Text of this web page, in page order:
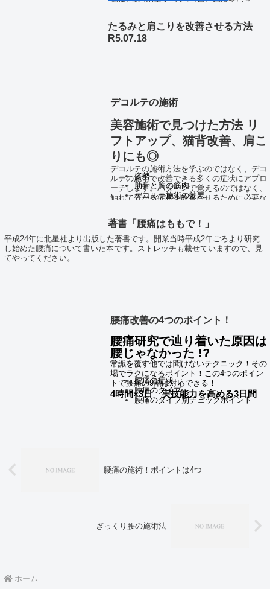
腰痛の4つのポイントを2日に分けていま
群！このテクニックをマスターすれば、腰痛
の施術は得意になるはずです。
≪内容≫ 4時間×2日+施
施術体験・実技
講習費用の支払いは 銀行振
込、店頭払い、クレジットカ
ード払いからお選びくださ
い。
たるみと肩こりを改善させる方法
R5.07.18
デコルテの施術
美容施術で見つけた方法 リ
フトアップ、猫背改善、肩こ
りにも◎
デコルテの施術方法を学ぶのではなく、デコ
ルテの施術で改善できる多くの症状にアプロ
ーチします。パターンで覚えるのではなく、
触れて分かる症状を改善させるために必要な
キャリー・エレサスをお持ちの方は機器を使
った施術ポイントを身に付けてください。
≪内容≫
姿勢
肋骨と胸の筋肉
デコルテ施術の効果
手技又は、マイオ・エレサスの施術ポイン
ト
施術レポート3人以上
講習費用の支払いは 銀
お問合せはこちらから
著書「腰痛はももで！」
平成24年に北星社より出版した著書です。開業当時平成2年ごろより研究
し始めた腰痛について書いた本です。ストレッチも載せていますので、見
てやってください。
腰痛改善の4つのポイント！
腰痛研究で辿り着いた原因は
腰じゃなかった !?
常識を覆す他では聞けないテクニック！ その
場でラクになるポイント！ この4つのポイン
トで腰痛の9割は対応できる！
4時間×3日 実技能力を高める3日間
腰痛の症状
腰痛のタイプ
腰痛のタイプ別チェックポイント
ード払いからお選びくださ
腰痛の施術！ポイントは4つ
ぎっくり腰の施術法
ホーム